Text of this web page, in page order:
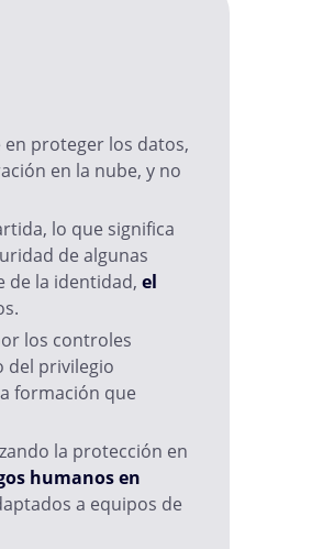
en proteger los datos,
en la nube, y no
lo que significa
de algunas
de la identidad, el
los controles
del privilegio
formación que
la protección en
humanos en
a equipos de